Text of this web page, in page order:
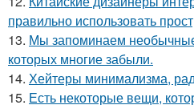
правильно использовать
13. Мы запоминаем
которых многие забыли.
14. Хейтеры минимализма,
15. Есть некоторые вещи,